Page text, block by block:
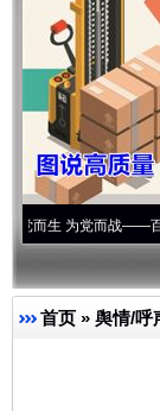
党而战——百年“纪”事
首页 » 舆情/呼